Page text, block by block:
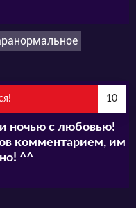
10
ночью с любовью!
комментарием, им
^^